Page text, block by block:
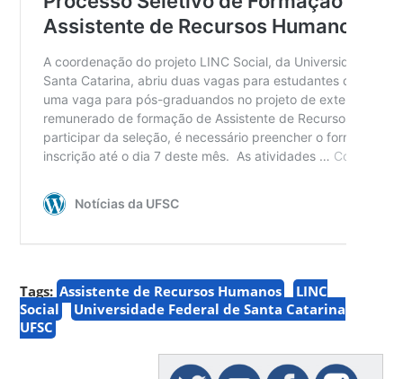
Tags: Assistente de Recursos Humanos
LINC
Social
Universidade Federal de Santa Catarina
UFSC